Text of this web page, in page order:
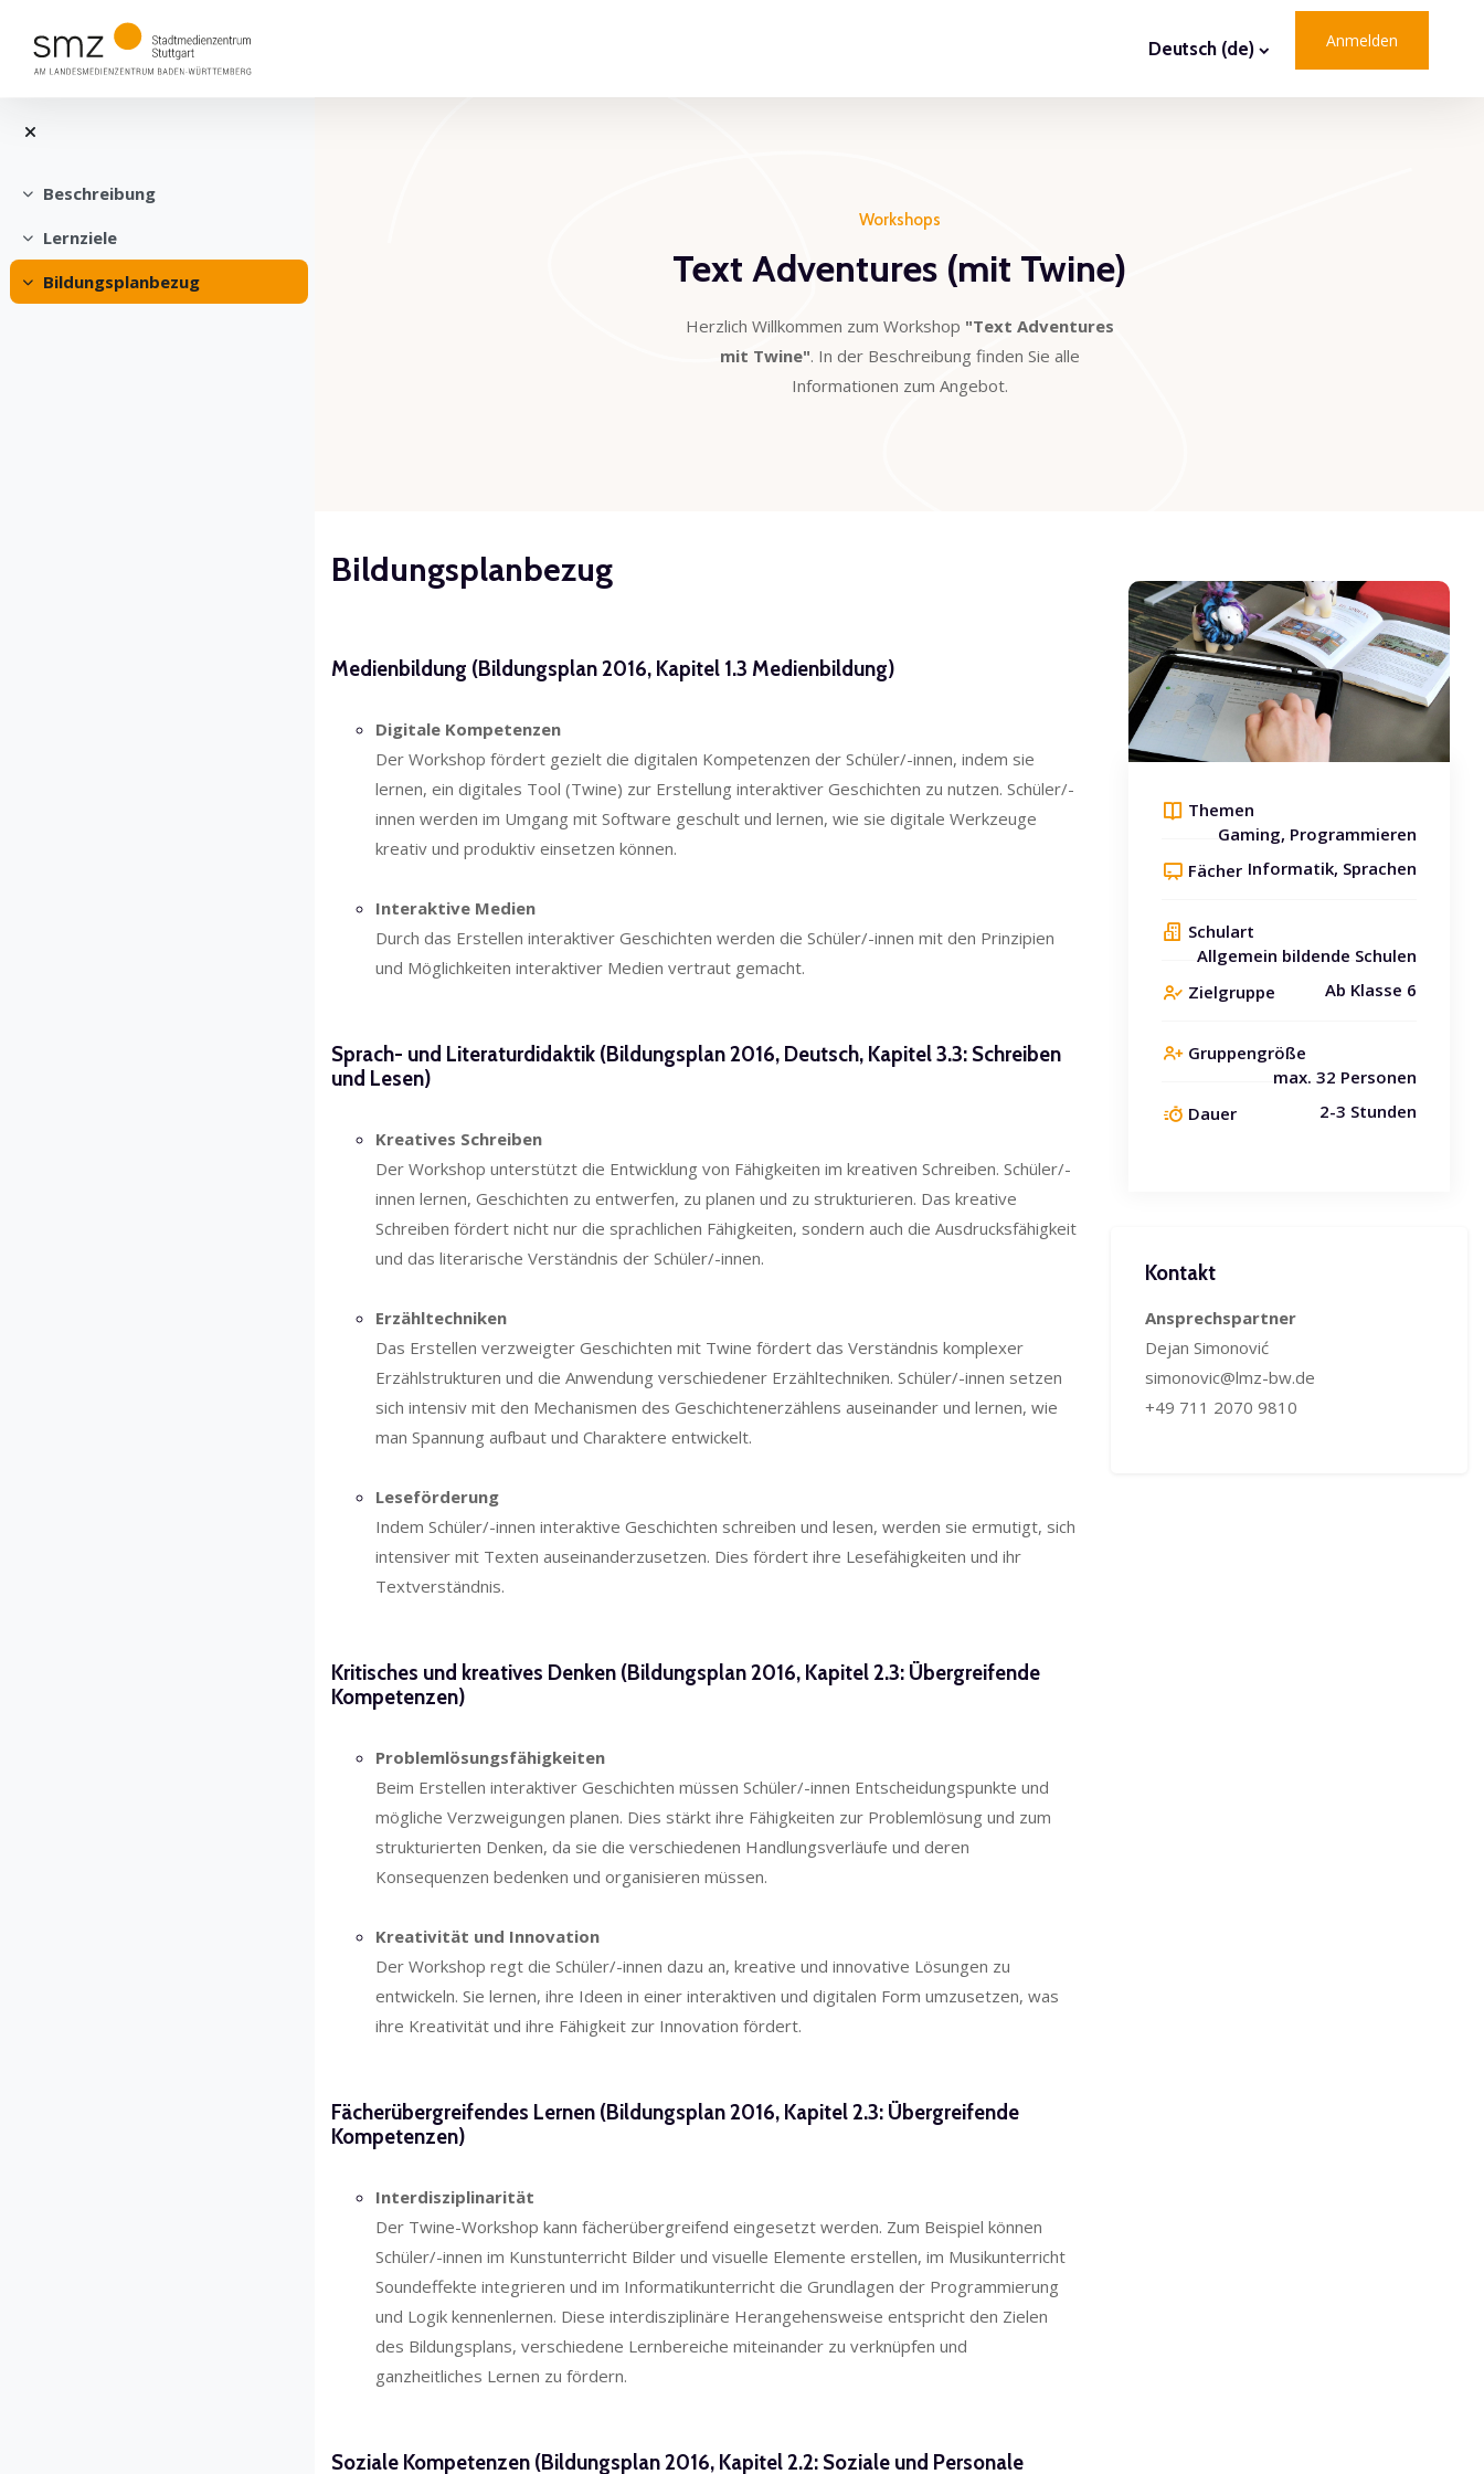
Deutsch ‎(de)‎ Anmelden
Einklappen
Beschreibung
Einklappen
Lernziele
Einklappen
Bildungsplanbezug
Workshops
Text Adventures (mit Twine)
Herzlich Willkommen zum Workshop "Text Adventures
mit Twine". In der Beschreibung finden Sie alle
Informationen zum Angebot.
Bildungsplanbezug
Medienbildung (Bildungsplan 2016, Kapitel 1.3 Medienbildung)
Digitale Kompetenzen
Der Workshop fördert gezielt die digitalen Kompetenzen der Schüler/-innen, indem sie
lernen, ein digitales Tool (Twine) zur Erstellung interaktiver Geschichten zu nutzen. Schüler/-
innen werden im Umgang mit Software geschult und lernen, wie sie digitale Werkzeuge
kreativ und produktiv einsetzen können.
Interaktive Medien
Durch das Erstellen interaktiver Geschichten werden die Schüler/-innen mit den Prinzipien
und Möglichkeiten interaktiver Medien vertraut gemacht.
Sprach- und Literaturdidaktik (Bildungsplan 2016, Deutsch, Kapitel 3.3: Schreiben
und Lesen)
Kreatives Schreiben
Der Workshop unterstützt die Entwicklung von Fähigkeiten im kreativen Schreiben. Schüler/-
innen lernen, Geschichten zu entwerfen, zu planen und zu strukturieren. Das kreative
Schreiben fördert nicht nur die sprachlichen Fähigkeiten, sondern auch die Ausdrucksfähigkeit
und das literarische Verständnis der Schüler/-innen.
Erzähltechniken
Das Erstellen verzweigter Geschichten mit Twine fördert das Verständnis komplexer
Erzählstrukturen und die Anwendung verschiedener Erzähltechniken. Schüler/-innen setzen
sich intensiv mit den Mechanismen des Geschichtenerzählens auseinander und lernen, wie
man Spannung aufbaut und Charaktere entwickelt.
Leseförderung
Indem Schüler/-innen interaktive Geschichten schreiben und lesen, werden sie ermutigt, sich
intensiver mit Texten auseinanderzusetzen. Dies fördert ihre Lesefähigkeiten und ihr
Textverständnis.
Kritisches und kreatives Denken (Bildungsplan 2016, Kapitel 2.3: Übergreifende
Kompetenzen)
Problemlösungsfähigkeiten
Beim Erstellen interaktiver Geschichten müssen Schüler/-innen Entscheidungspunkte und
mögliche Verzweigungen planen. Dies stärkt ihre Fähigkeiten zur Problemlösung und zum
strukturierten Denken, da sie die verschiedenen Handlungsverläufe und deren
Konsequenzen bedenken und organisieren müssen.
Kreativität und Innovation
Der Workshop regt die Schüler/-innen dazu an, kreative und innovative Lösungen zu
entwickeln. Sie lernen, ihre Ideen in einer interaktiven und digitalen Form umzusetzen, was
ihre Kreativität und ihre Fähigkeit zur Innovation fördert.
Fächerübergreifendes Lernen (Bildungsplan 2016, Kapitel 2.3: Übergreifende
Kompetenzen)
Interdisziplinarität
Der Twine-Workshop kann fächerübergreifend eingesetzt werden. Zum Beispiel können
Schüler/-innen im Kunstunterricht Bilder und visuelle Elemente erstellen, im Musikunterricht
Soundeffekte integrieren und im Informatikunterricht die Grundlagen der Programmierung
und Logik kennenlernen. Diese interdisziplinäre Herangehensweise entspricht den Zielen
des Bildungsplans, verschiedene Lernbereiche miteinander zu verknüpfen und
ganzheitliches Lernen zu fördern.
Soziale Kompetenzen (Bildungsplan 2016, Kapitel 2.2: Soziale und Personale
Themen
Gaming, Programmieren
Fächer Informatik, Sprachen
Schulart
Allgemein bildende Schulen
Zielgruppe
Ab Klasse 6
Gruppengröße
max. 32 Personen
Dauer
2-3 Stunden
Kontakt
Ansprechspartner
Dejan Simonović
simonovic@lmz-bw.de
‪+49 711 2070 9810